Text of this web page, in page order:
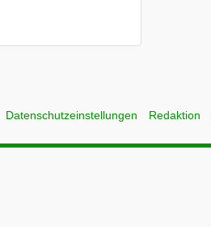
Datenschutzeinstellungen Redaktion